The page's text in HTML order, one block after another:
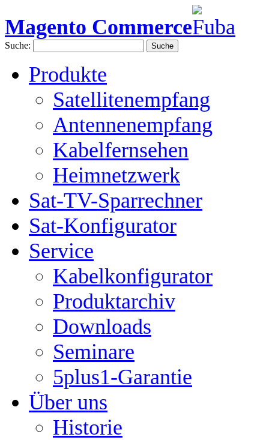
Magento Commerce
Suche: Suche
Produkte
Satellitenempfang
Antennenempfang
Kabelfernsehen
Heimnetzwerk
Sat-TV-Sparrechner
Sat-Konfigurator
Service
Kabelkonfigurator
Produktarchiv
Downloads
Seminare
5plus1-Garantie
Über uns
Historie